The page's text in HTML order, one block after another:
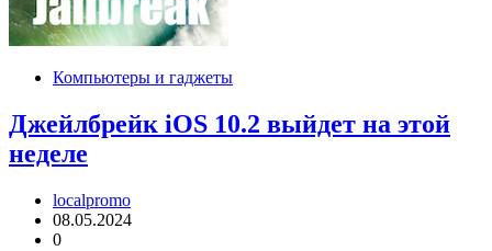
Компьютеры и гаджеты
Джейлбрейк iOS 10.2 выйдет на этой
неделе
localpromo
08.05.2024
0